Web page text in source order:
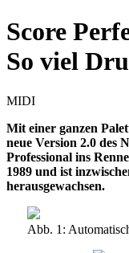
Score
So viel
MIDI
Mit einer ganzen
neue Version 2.0 des
Professional ins
1989 und ist
herausgewachsen.
Abb. 1: